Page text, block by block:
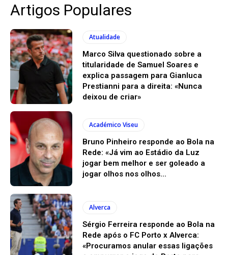
Artigos Populares
Atualidade
Marco Silva questionado sobre a
titularidade de Samuel Soares e
explica passagem para Gianluca
Prestianni para a direita: «Nunca
deixou de criar»
Académico Viseu
Bruno Pinheiro responde ao Bola na
Rede: «Já vim ao Estádio da Luz
jogar bem melhor e ser goleado a
jogar olhos nos olhos...
Alverca
Sérgio Ferreira responde ao Bola na
Rede após o FC Porto x Alverca:
«Procuramos anular essas ligações